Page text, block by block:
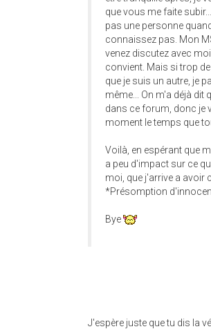
que vous me faite
pas une personne
connaissez pas. Mon
venez discutez avec
convient. Mais si trop
que je suis un autre, je
même... On m'a déjà dit
dans ce forum, donc je
moment le temps que
Voilà, en espérant que
a peu d'impact sur ce
moi, que j'arrive a avoir
*Présomption
Bye
J'espère juste que tu dis la